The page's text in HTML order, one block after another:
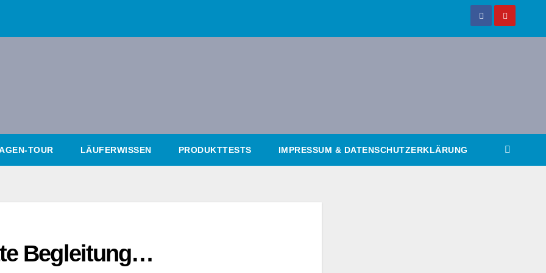
TOUR LÄUFERWISSEN PRODUKTTESTS IMPRESSUM & DATENSCHUTZERKLÄRUNG
Begleitung…